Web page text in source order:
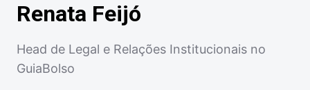
Renata Feijó
Head de Legal e Relações Institucionais no
GuiaBolso